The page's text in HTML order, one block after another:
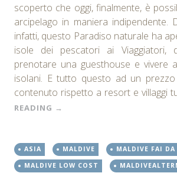
scoperto che oggi, finalmente, è
arcipelago in maniera indipendente.
infatti, questo Paradiso naturale ha
isole dei pescatori ai Viaggiatori,
prenotare una guesthouse e vivere
isolani. E tutto questo ad un prezzo
contenuto rispetto a resort e villaggi
READING →
ASIA MALDIVE
MALDIVE FAI DA
MALDIVE LOW COST